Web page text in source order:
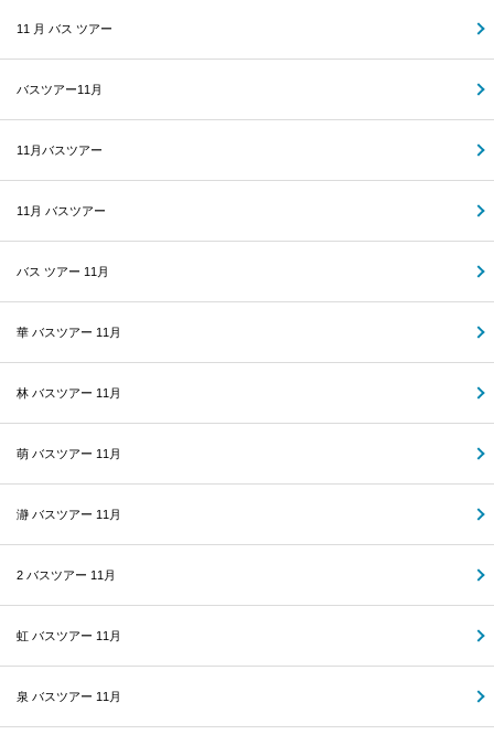
11 月 バス ツアー
バスツアー11月
11月バスツアー
11月 バスツアー
バス ツアー 11月
華 バスツアー 11月
林 バスツアー 11月
萌 バスツアー 11月
瀞 バスツアー 11月
2 バスツアー 11月
虹 バスツアー 11月
泉 バスツアー 11月